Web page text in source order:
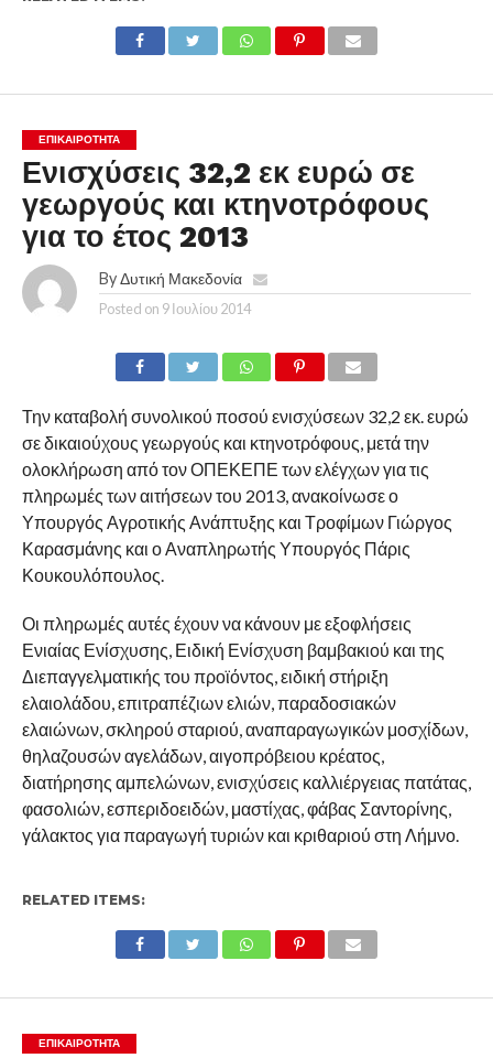
ΕΠΙΚΑΙΡΟΤΗΤΑ
Ενισχύσεις 32,2 εκ ευρώ σε
γεωργούς και κτηνοτρόφους
για το έτος 2013
By Δυτική Μακεδονία
Posted on 9 Ιουλίου 2014
Την καταβολή συνολικού ποσού ενισχύσεων 32,2 εκ. ευρώ
σε δικαιούχους γεωργούς και κτηνοτρόφους, μετά την
ολοκλήρωση από τον ΟΠΕΚΕΠΕ των ελέγχων για τις
πληρωμές των αιτήσεων του 2013, ανακοίνωσε ο
Υπουργός Αγροτικής Ανάπτυξης και Τροφίμων Γιώργος
Καρασμάνης και ο Αναπληρωτής Υπουργός Πάρις
Κουκουλόπουλος.
Οι πληρωμές αυτές έχουν να κάνουν με εξοφλήσεις
Ενιαίας Ενίσχυσης, Ειδική Ενίσχυση βαμβακιού και της
Διεπαγγελματικής του προϊόντος, ειδική στήριξη
ελαιολάδου, επιτραπέζιων ελιών, παραδοσιακών
ελαιώνων, σκληρού σταριού, αναπαραγωγικών μοσχίδων,
θηλαζουσών αγελάδων, αιγοπρόβειου κρέατος,
διατήρησης αμπελώνων, ενισχύσεις καλλιέργειας πατάτας,
φασολιών, εσπεριδοειδών, μαστίχας, φάβας Σαντορίνης,
γάλακτος για παραγωγή τυριών και κριθαριού στη Λήμνο.
RELATED ITEMS:
ΕΠΙΚΑΙΡΟΤΗΤΑ